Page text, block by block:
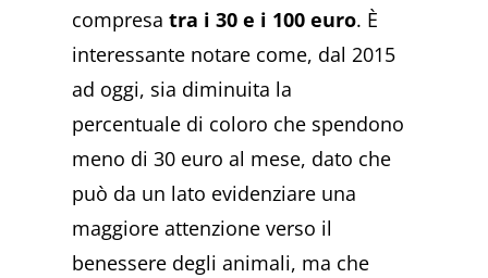
compresatra i 30 e i 100 euro. È
interessante notare come, dal 2015
ad oggi, sia diminuita la
percentuale di coloro che spendono
meno di 30 euro al mese, dato che
può da un lato evidenziare una
maggiore attenzione verso il
benessere degli animali, ma che